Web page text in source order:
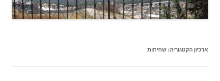
ארכיון הקטגוריה: שחיתות